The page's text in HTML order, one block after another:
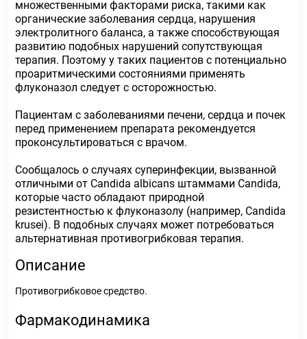
множественными факторами риска, такими как
органические заболевания сердца, нарушения
электролитного баланса, а также способствующая
развитию подобных нарушений сопутствующая
терапия. Поэтому у таких пациентов с потенциально
проаритмическими состояниями применять
флуконазол следует с осторожностью.
Пациентам с заболеваниями печени, сердца и почек
перед применением препарата рекомендуется
проконсультироваться с врачом.
Сообщалось о случаях суперинфекции, вызванной
отличными от Candida albicans штаммами Candida,
которые часто обладают природной
резистентностью к флуконазолу (например, Candida
krusei). В подобных случаях может потребоваться
альтернативная противогрибковая терапия.
Описание
Противогрибковое средство.
Фармакодинамика